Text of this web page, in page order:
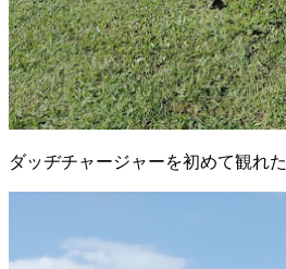
ダッヂチャージャーを初めて観れた